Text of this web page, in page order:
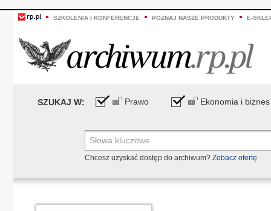
SZKOLENIA I KONFERENCJE POZNAJ NASZE PRODUKTY E-
SZUKAJ W: Prawo Ekonomia i biznes
Chcesz uzyskać dostęp do archiwum? Zobacz ofertę